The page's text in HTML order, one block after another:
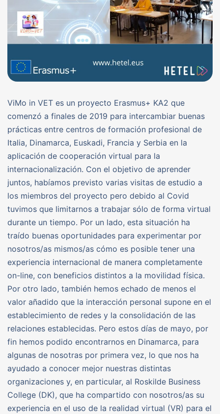
ViMo in VET es un proyecto Erasmus+ KA2 que
comenzó a finales de 2019 para intercambiar buenas
prácticas entre centros de formación profesional de
Italia, Dinamarca, Euskadi, Francia y Serbia en la
aplicación de cooperación virtual para la
internacionalización. Con el objetivo de aprender
juntos, habíamos previsto varias visitas de estudio a
los miembros del proyecto pero debido al Covid
tuvimos que limitarnos a trabajar sólo de forma virtual
durante un tiempo. Por un lado, esta situación ha
traído buenas oportunidades para experimentar por
nosotros/as mismos/as cómo es posible tener una
experiencia internacional de manera completamente
on-line, con beneficios distintos a la movilidad física.
Por otro lado, también hemos echado de menos el
valor añadido que la interacción personal supone en el
establecimiento de redes y la consolidación de las
relaciones establecidas. Pero estos días de mayo, por
fin hemos podido encontrarnos en Dinamarca, para
algunas de nosotras por primera vez, lo que nos ha
ayudado a conocer mejor nuestras distintas
organizaciones y, en particular, al Roskilde Business
College (DK), que ha compartido con nosotros/as su
experiencia en el uso de la realidad virtual (VR) para el